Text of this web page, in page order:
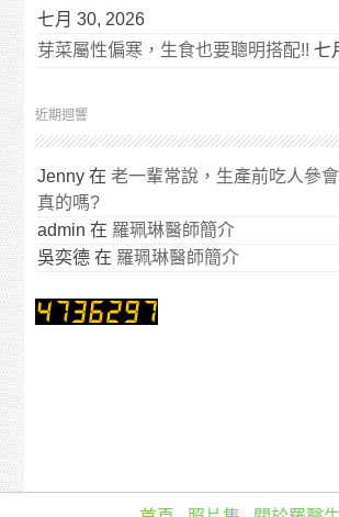
七月 30, 2026
芽菜屬性偏寒，生食也要聰明搭配!! 七
近期迴響
Jenny 在老一輩常說，生產前吃人參
真的嗎?
admin 在 羅珮琳醫師簡介
吳奕德 在 羅珮琳醫師簡介